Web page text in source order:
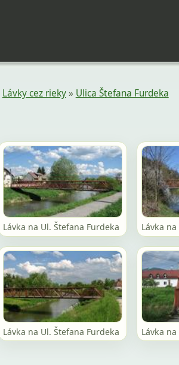
Lávky cez rieky» Ulica Štefana Furdeka
Lávka na Ul. Štefana Furdeka Lávka
Lávka na Ul. Štefana Furdeka Lávka